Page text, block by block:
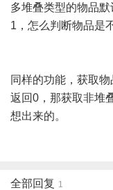
多堆叠类型的物品
1，怎么判断物品是
同样的功能，获取
返回0，那获取非堆
想出来的。
全部回复 1